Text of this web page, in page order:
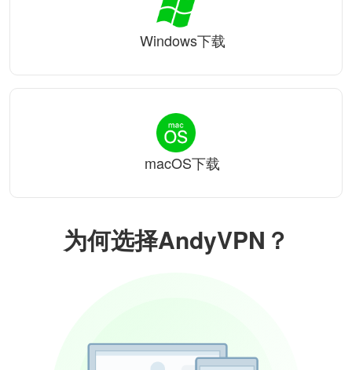
为何选择AndyVPN？
Windows下载
macOS下载